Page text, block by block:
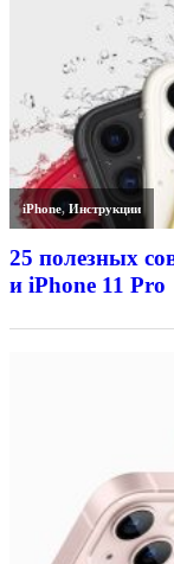
iPhone,Инструкции
25 полезных
и iPhone 11 Pro